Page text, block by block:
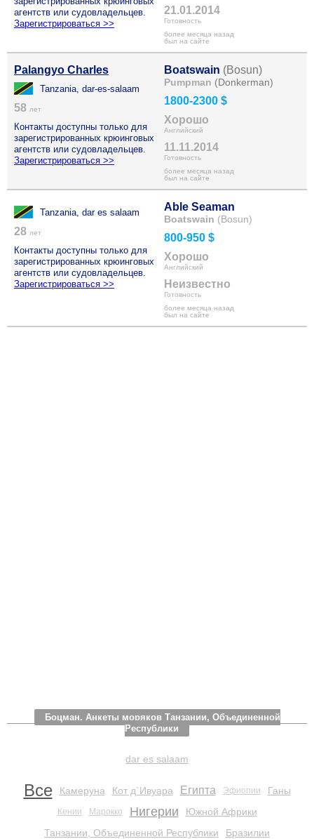
агентств или судовладельцев.
Зарегистрироваться >>
21.01.2014
Готовность
более месяца назад
был на сайте
Palangyo Charles
Tanzania, dar-es-salaam
58 лет
Контакты доступны только для
зарегистрированных крюинговых
агентств или судовладельцев.
Зарегистрироваться >>
Boatswain (Bosun)
Pumpman (Donkerman)
1800-2300 $
Хорошо
Английский
11.11.2014
Готовность
более месяца назад
был на сайте
Tanzania, dar es salaam
28 лет
Контакты доступны только для
зарегистрированных крюинговых
агентств или судовладельцев.
Зарегистрироваться >>
Able Seaman
Boatswain (Bosun)
800-950 $
Хорошо
Английский
Неизвестно
Готовность
более месяца назад
был на сайте
Боцман. Анкеты моряков Танзании, Объединенной
Республики
dar es salaam
Все Камеруна Кот д`Ивуара Египта Эфиопии Ганы
Кении Марокко Нигерии
Южной Африки
Танзании, Объединенной Республики
Бразилии